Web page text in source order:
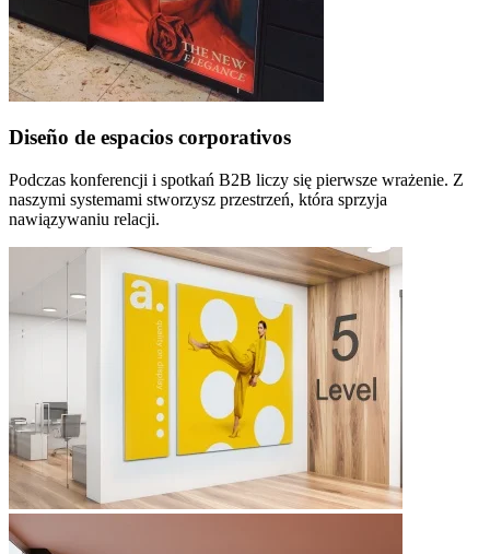
Diseño de espacios corporativos
Podczas konferencji i spotkań B2B liczy się pierwsze wrażenie. Z
naszymi systemami stworzysz przestrzeń, która sprzyja
nawiązywaniu relacji.